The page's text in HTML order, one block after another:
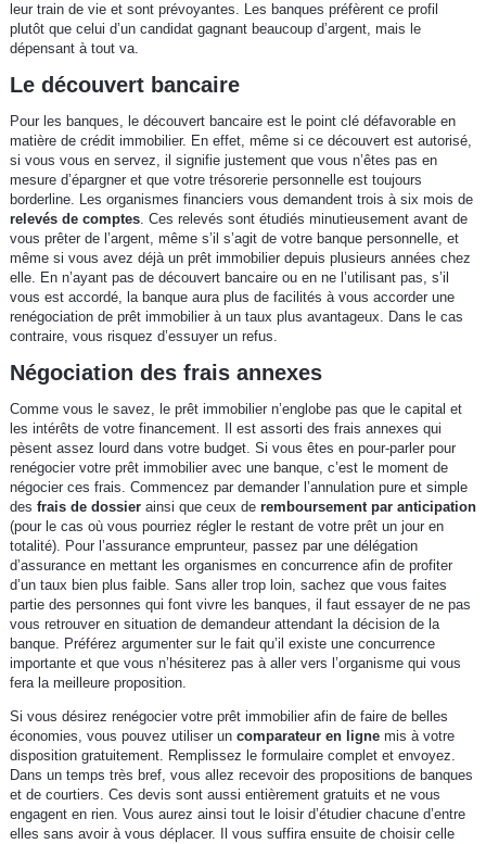
leur train de vie et sont prévoyantes. Les banques préfèrent ce profil
plutôt que celui d’un candidat gagnant beaucoup d’argent, mais le
dépensant à tout va.
Le découvert bancaire
Pour les banques, le découvert bancaire est le point clé défavorable en
matière de crédit immobilier. En effet, même si ce découvert est autorisé,
si vous vous en servez, il signifie justement que vous n’êtes pas en
mesure d’épargner et que votre trésorerie personnelle est toujours
borderline. Les organismes financiers vous demandent trois à six mois de
relevés de comptes. Ces relevés sont étudiés minutieusement avant de
vous prêter de l’argent, même s’il s’agit de votre banque personnelle, et
même si vous avez déjà un prêt immobilier depuis plusieurs années chez
elle. En n’ayant pas de découvert bancaire ou en ne l’utilisant pas, s’il
vous est accordé, la banque aura plus de facilités à vous accorder une
renégociation de prêt immobilier à un taux plus avantageux. Dans le cas
contraire, vous risquez d’essuyer un refus.
Négociation des frais annexes
Comme vous le savez, le prêt immobilier n’englobe pas que le capital et
les intérêts de votre financement. Il est assorti des frais annexes qui
pèsent assez lourd dans votre budget. Si vous êtes en pour-parler pour
renégocier votre prêt immobilier avec une banque, c’est le moment de
négocier ces frais. Commencez par demander l’annulation pure et simple
des frais de dossierainsi que ceux de remboursement par anticipation
(pour le cas où vous pourriez régler le restant de votre prêt un jour en
totalité). Pour l’assurance emprunteur, passez par une délégation
d’assurance en mettant les organismes en concurrence afin de profiter
d’un taux bien plus faible. Sans aller trop loin, sachez que vous faites
partie des personnes qui font vivre les banques, il faut essayer de ne pas
vous retrouver en situation de demandeur attendant la décision de la
banque. Préférez argumenter sur le fait qu’il existe une concurrence
importante et que vous n’hésiterez pas à aller vers l’organisme qui vous
fera la meilleure proposition.
Si vous désirez renégocier votre prêt immobilier afin de faire de belles
économies, vous pouvez utiliser un comparateur en lignemis à votre
disposition gratuitement. Remplissez le formulaire complet et envoyez.
Dans un temps très bref, vous allez recevoir des propositions de banques
et de courtiers. Ces devis sont aussi entièrement gratuits et ne vous
engagent en rien. Vous aurez ainsi tout le loisir d’étudier chacune d’entre
elles sans avoir à vous déplacer. Il vous suffira ensuite de choisir celle